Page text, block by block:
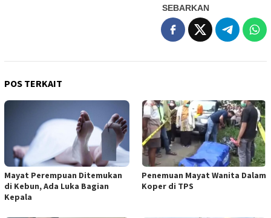
SEBARKAN
POS TERKAIT
Mayat Perempuan Ditemukan
di Kebun, Ada Luka Bagian
Kepala
Penemuan Mayat Wanita Dalam
Koper di TPS